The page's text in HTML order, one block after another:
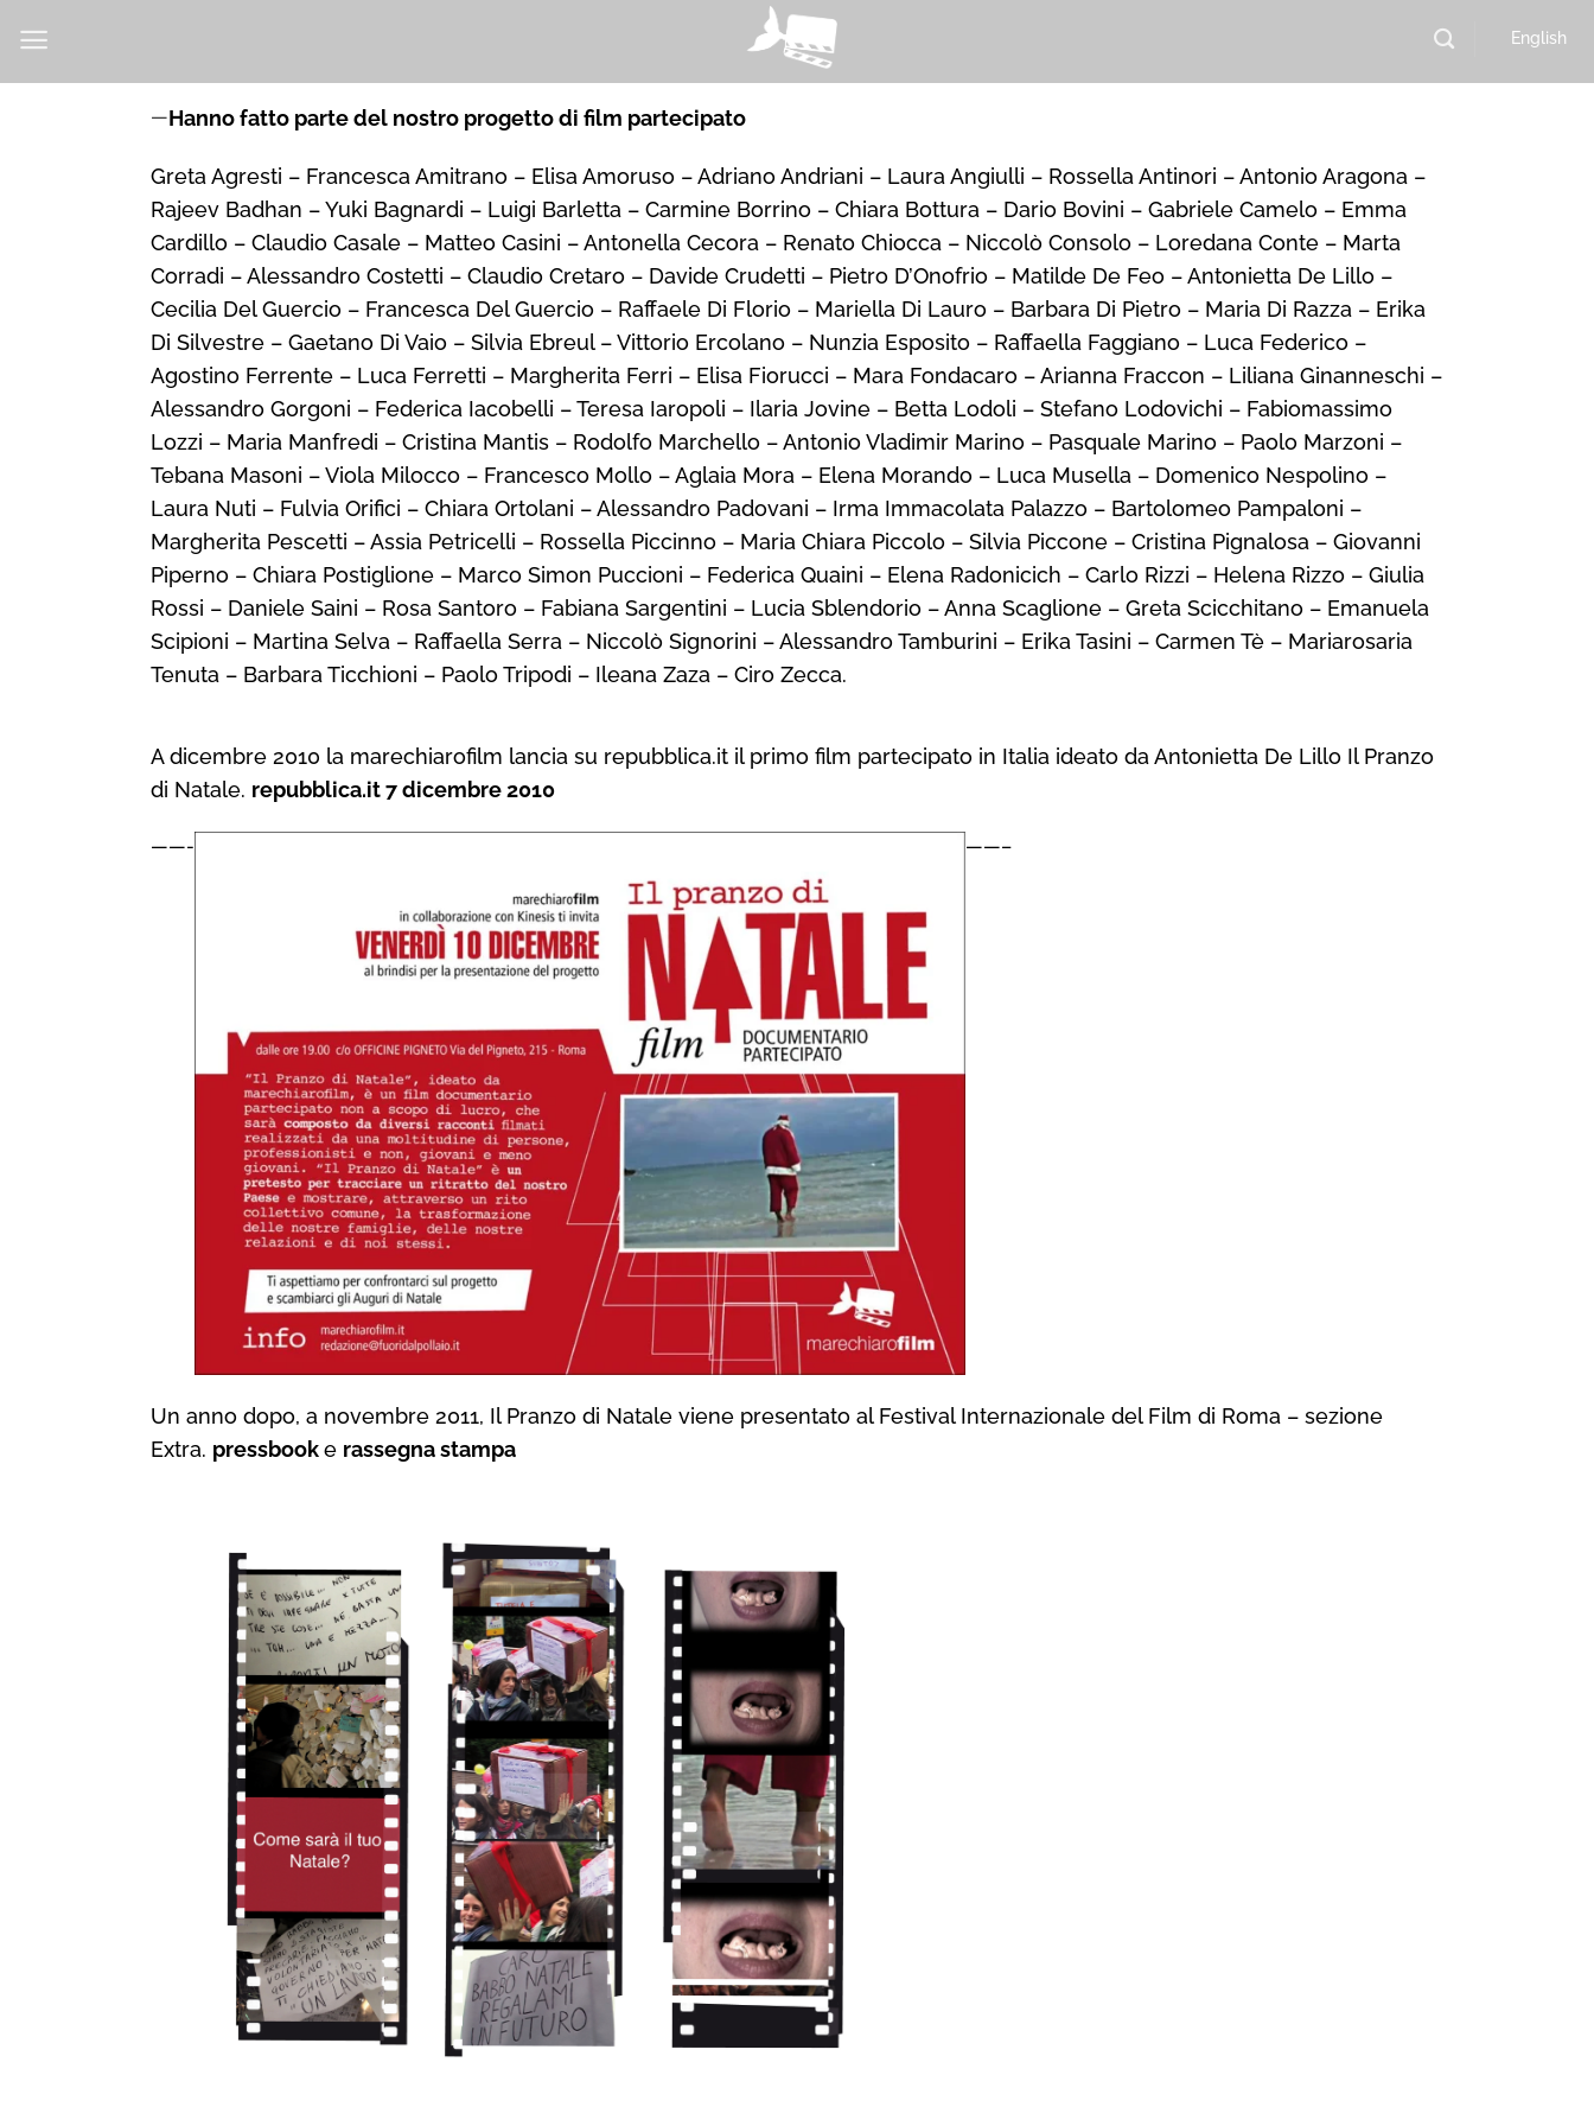
English
—Hanno fatto parte del nostro progetto di film partecipato
Greta Agresti – Francesca Amitrano – Elisa Amoruso – Adriano Andriani – Laura Angiulli – Rossella Antinori – Antonio Aragona –
Rajeev Badhan – Yuki Bagnardi – Luigi Barletta – Carmine Borrino – Chiara Bottura – Dario Bovini – Gabriele Camelo – Emma
Cardillo – Claudio Casale – Matteo Casini – Antonella Cecora – Renato Chiocca – Niccolò Consolo – Loredana Conte – Marta
Corradi – Alessandro Costetti – Claudio Cretaro – Davide Crudetti – Pietro D’Onofrio – Matilde De Feo – Antonietta De Lillo –
Cecilia Del Guercio – Francesca Del Guercio – Raffaele Di Florio – Mariella Di Lauro – Barbara Di Pietro – Maria Di Razza – Erika
Di Silvestre – Gaetano Di Vaio – Silvia Ebreul – Vittorio Ercolano – Nunzia Esposito – Raffaella Faggiano – Luca Federico –
Agostino Ferrente – Luca Ferretti – Margherita Ferri – Elisa Fiorucci – Mara Fondacaro – Arianna Fraccon – Liliana Ginanneschi –
Alessandro Gorgoni – Federica Iacobelli – Teresa Iaropoli – Ilaria Jovine – Betta Lodoli – Stefano Lodovichi – Fabiomassimo
Lozzi – Maria Manfredi – Cristina Mantis – Rodolfo Marchello – Antonio Vladimir Marino – Pasquale Marino – Paolo Marzoni –
Tebana Masoni – Viola Milocco – Francesco Mollo – Aglaia Mora – Elena Morando – Luca Musella – Domenico Nespolino –
Laura Nuti – Fulvia Orifici – Chiara Ortolani – Alessandro Padovani – Irma Immacolata Palazzo – Bartolomeo Pampaloni –
Margherita Pescetti – Assia Petricelli – Rossella Piccinno – Maria Chiara Piccolo – Silvia Piccone – Cristina Pignalosa – Giovanni
Piperno – Chiara Postiglione – Marco Simon Puccioni – Federica Quaini – Elena Radonicich – Carlo Rizzi – Helena Rizzo – Giulia
Rossi – Daniele Saini – Rosa Santoro – Fabiana Sargentini – Lucia Sblendorio – Anna Scaglione – Greta Scicchitano – Emanuela
Scipioni – Martina Selva – Raffaella Serra – Niccolò Signorini – Alessandro Tamburini – Erika Tasini – Carmen Tè – Mariarosaria
Tenuta – Barbara Ticchioni – Paolo Tripodi – Ileana Zaza – Ciro Zecca.
Adicembre 2010 la marechiarofilm lancia su repubblica.it il primo film partecipato in Italia ideato da Antonietta De Lillo Il Pranzo
di Natale. repubblica.it 7 dicembre 2010
——- ——–
Un anno dopo, a novembre 2011, Il Pranzo di Natale viene presentato al Festival Internazionale del Film di Roma – sezione
Extra. pressbooke rassegna stampa